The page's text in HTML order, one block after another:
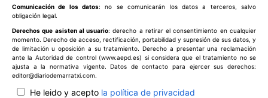
Comunicación de los datos: no se comunicarán los datos a terceros, salvo
obligación legal.
Derechos que asisten al usuario: derecho a retirar el consentimiento en cualquier
momento. Derecho de acceso, rectificación, portabilidad y supresión de sus datos, y
de limitación u oposición a su tratamiento. Derecho a presentar una reclamación
ante la Autoridad de control (www.aepd.es) si considera que el tratamiento no se
ajusta a la normativa vigente. Datos de contacto para ejercer sus derechos:
editor@diariodemarratxi.com.
He leido y acepto la política de privacidad